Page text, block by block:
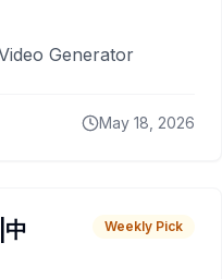
Generator
May 18, 2026
中
Weekly Pick